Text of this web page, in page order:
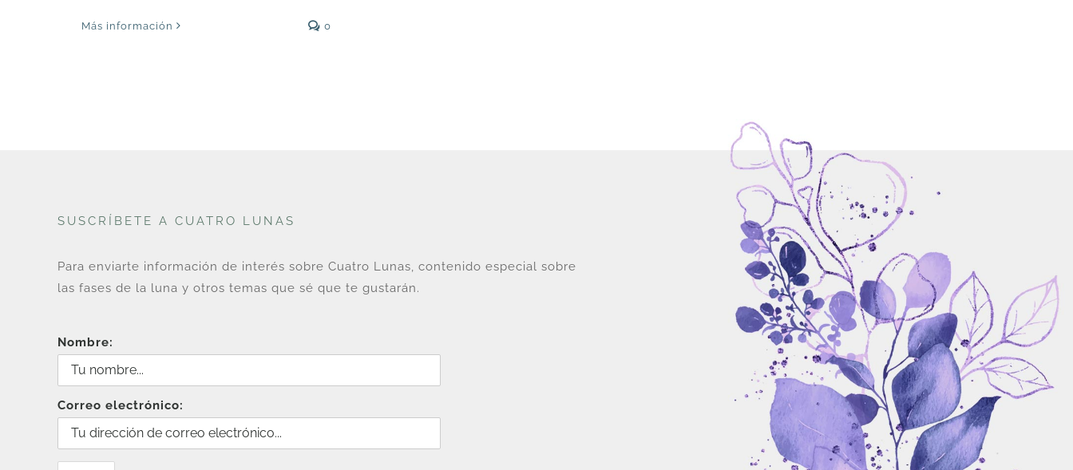
Más información 0
SUSCRÍBETE A CUATRO LUNAS
Para enviarte información de interés sobre Cuatro Lunas, contenido especial sobre
las fases de la luna y otros temas que sé que te gustarán.
Nombre:
Correo electrónico: